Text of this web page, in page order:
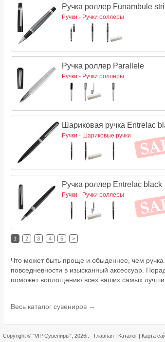
Ручка роллер Funambule
Ручки - Ручки роллеры
Ручка роллер Parallele
Ручки - Ручки роллеры
Шариковая ручка Entrelac
Ручки - Шариковые ручки
Ручка роллер Entrelac black
Ручки - Ручки роллеры
1 2 3 4 5 >
Что может быть проще и обыденнее, чем
повседневности в изысканный аксессуар.
поможет воплощению всех ваших самых
Весь каталог сувениров →
Copyright © "VIP Сувениры" , 2026г. Главная | Каталог | Карта